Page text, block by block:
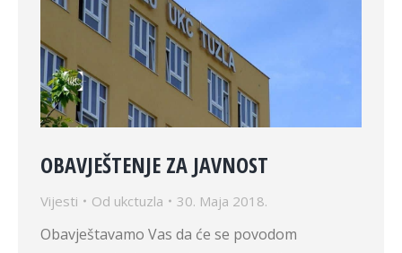
OBAVJEŠTENJE ZA JAVNOST
Vijesti Od ukctuzla 30. Maja 2018.
Obavještavamo Vas da će se povodom